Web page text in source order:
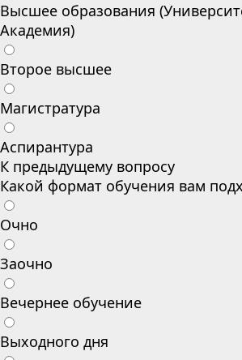
Высшее образования
Академия)
Второе высшее
Магистратура
Аспирантура
К предыдущему вопросу
Какой формат обучения вам
Очно
Заочно
Вечернее обучение
Выходного дня